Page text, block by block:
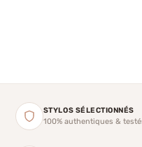
STYLOS SÉLECTIONNÉS
100% authentiques &